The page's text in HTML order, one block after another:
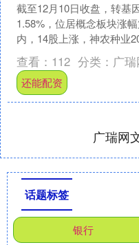
截至12月10日收盘，转基
1.58%，位居概念板块涨
内，14股上涨，神农种业
普云农、敦煌种业、秋乐
前，分别上涨3....
查看： 112 分类： 广瑞
还能配资
广瑞网
话题标签
银行